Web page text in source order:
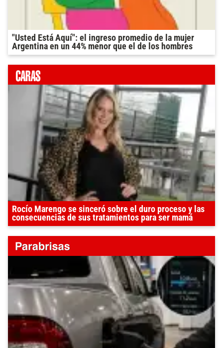
"Usted Está Aquí": el ingreso promedio de la mujer
Argentina en un 44% menor que el de los hombres
Rocío Marengo se sinceró sobre el duro proceso y las
consecuencias de sus tratamientos para ser mamá